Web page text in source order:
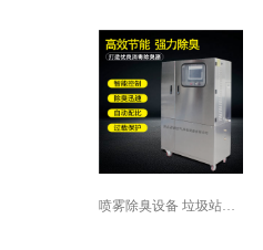
喷雾除臭设备 垃圾站喷雾除臭设备 垃...